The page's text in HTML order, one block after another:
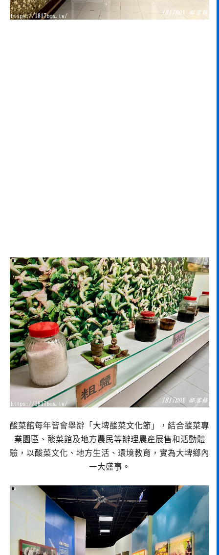
酸菜館每年皆會舉辦「大埤酸菜文化節」，結合酸菜專
業園區、酸菜館及地方農民等辦理農產展售和活動體
驗，以酸菜文化、地方生活、環境教育，實為大埤鄉內
一大盛事。